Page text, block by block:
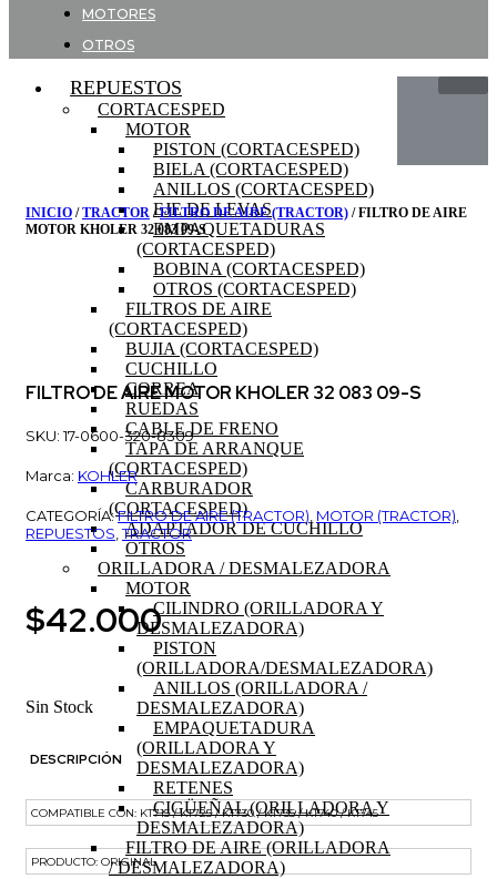
MOTORES
OTROS
REPUESTOS
CORTACESPED
MOTOR
PISTON (CORTACESPED)
BIELA (CORTACESPED)
ANILLOS (CORTACESPED)
EJE DE LEVAS
EMPAQUETADURAS
(CORTACESPED)
BOBINA (CORTACESPED)
OTROS (CORTACESPED)
FILTROS DE AIRE
(CORTACESPED)
BUJIA (CORTACESPED)
CUCHILLO
CORREA
RUEDAS
CABLE DE FRENO
TAPA DE ARRANQUE
(CORTACESPED)
CARBURADOR
(CORTACESPED)
ADAPTADOR DE CUCHILLO
OTROS
ORILLADORA / DESMALEZADORA
MOTOR
CILINDRO (ORILLADORA Y
DESMALEZADORA)
PISTON
(ORILLADORA/DESMALEZADORA)
ANILLOS (ORILLADORA /
DESMALEZADORA)
EMPAQUETADURA
(ORILLADORA Y
DESMALEZADORA)
RETENES
CIGÜEÑAL (ORILLADORA Y
DESMALEZADORA)
FILTRO DE AIRE (ORILLADORA
/ DESMALEZADORA)
INICIO /TRACTOR /FILTRO DE AIRE (TRACTOR) / FILTRO DE AIRE
MOTOR KHOLER 32 083 09-S
FILTRO DE AIRE MOTOR KHOLER 32 083 09-S
SKU: 17-0600-320-8309
Marca: KOHLER
CATEGORÍA:FILTRO DE AIRE (TRACTOR) MOTOR (TRACTOR)
REPUESTOS ,TRACTOR
$42.000
Sin Stock
DESCRIPCIÓN
COMPATIBLE CON: KT715 / KT725 / KT730 / KT735 / KT740 / KT745
PRODUCTO: ORIGINAL